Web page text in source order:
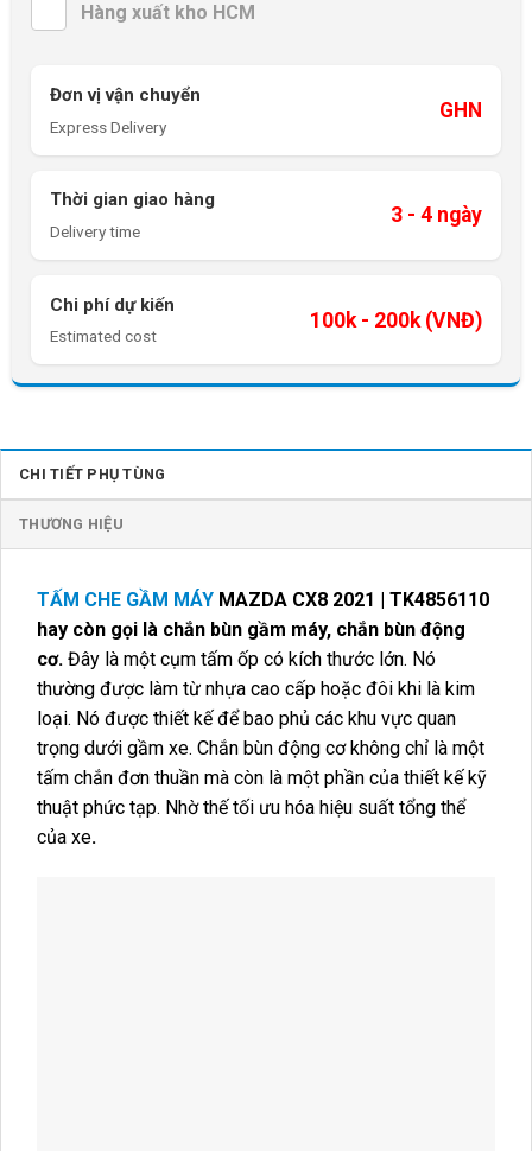
Hàng xuất kho HCM
Đơn vị vận chuyển
Express Delivery
GHN
Thời gian giao hàng
Delivery time
3 - 4 ngày
Chi phí dự kiến
Estimated cost
100k - 200k (VNĐ)
CHI TIẾT PHỤ TÙNG
THƯƠNG HIỆU
TẤM CHE GẦM MÁY MAZDA CX8 2021 | TK4856110
hay còn gọi là chắn bùn gầm máy, chắn bùn động
cơ. Đây là một cụm tấm ốp có kích thước lớn. Nó
thường được làm từ nhựa cao cấp hoặc đôi khi là kim
loại. Nó được thiết kế để bao phủ các khu vực quan
trọng dưới gầm xe. Chắn bùn động cơ không chỉ là một
tấm chắn đơn thuần mà còn là một phần của thiết kế kỹ
thuật phức tạp. Nhờ thế tối ưu hóa hiệu suất tổng thể
của xe.